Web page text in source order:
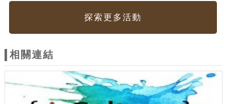
探索更多活動
相關連結